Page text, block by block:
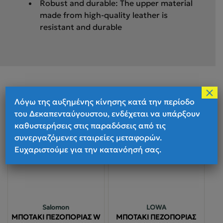
Robust and durable: The upper material
made from high-quality leather is
resistant and durable
Σχετικά προϊόντα
Salomon
ΜΠΟΤΑΚΙ ΠΕΖΟΠΟΡΙΑΣ W
LOWA
ΜΠΟΤΑΚΙ ΠΕΖΟΠΟΡΙΑΣ
Λόγω της αυξημένης κίνησης κατά την περίοδο
του Δεκαπενταύγουστου, ενδέχεται να υπάρξουν
καθυστερήσεις στις παραδόσεις από τις
συνεργαζόμενες εταιρείες μεταφορών.
Ευχαριστούμε για την κατανόησή σας.
×